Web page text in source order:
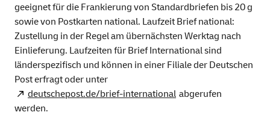
geeignet für die Frankierung von Standardbriefen bis 20 g
sowie von Postkarten national. Laufzeit Brief national:
Zustellung in der Regel am übernächsten Werktag nach
Einlieferung. Laufzeiten für Brief International sind
länderspezifisch und können in einer Filiale der Deutschen
Post erfragt oder unter
deutschepost.de/brief-international abgerufen
werden.